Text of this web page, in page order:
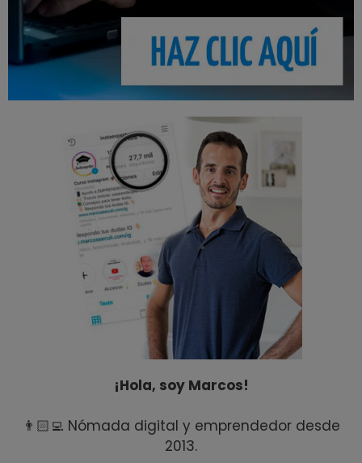
¡Hola, soy Marcos!
👨🏻‍💻 Nómada digital y emprendedor desde
2013.